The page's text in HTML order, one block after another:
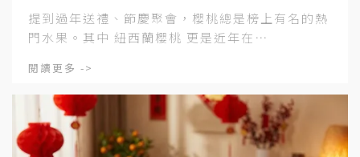
提到過年送禮、節慶聚會，櫻桃總是榜上有名的熱
門水果。其中 紐西蘭櫻桃 更是近年在⋯
閱讀更多 ->